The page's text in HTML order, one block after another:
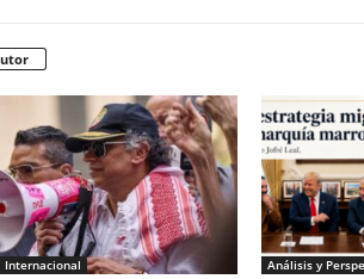
Internacional Análisis y